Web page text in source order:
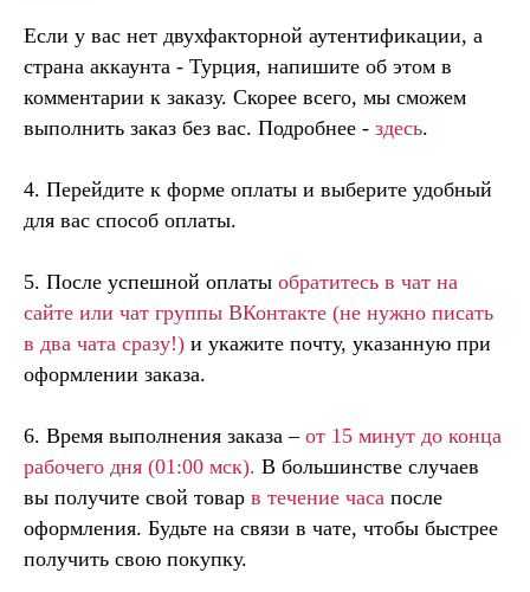
Если у вас нет двухфакторной аутентификации, а
страна аккаунта - Турция, напишите об этом в
комментарии к заказу. Скорее всего, мы сможем
выполнить заказ без вас. Подробнее - здесь.
4. Перейдите к форме оплаты и выберите удобный
для вас способ оплаты.
5. После успешной оплаты обратитесь в чат на
сайте или чат группы ВКонтакте (не нужно писать
в два чата сразу!) и укажите почту, указанную при
оформлении заказа.
6. Время выполнения заказа – от 15 минут до конца
рабочего дня (01:00 мск). В большинстве случаев
вы получите свой товар в течение часа после
оформления. Будьте на связи в чате, чтобы быстрее
получить свою покупку.